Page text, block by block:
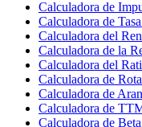
Calculadora de
Calculadora de
Calculadora del
Calculadora de la
Calculadora del
Calculadora de
Calculadora de
Calculadora de
Calculadora de